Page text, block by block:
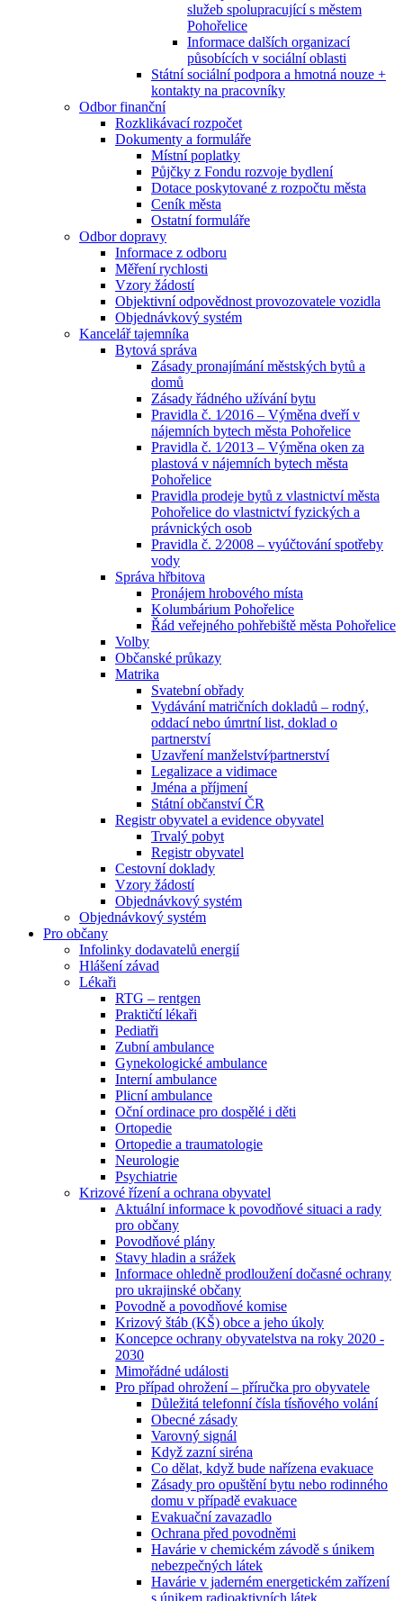
služeb spolupracující s městem
Pohořelice
Informace dalších organizací
působících v sociální oblasti
Státní sociální podpora a hmotná nouze +
kontakty na pracovníky
Odbor finanční
Rozklikávací rozpočet
Dokumenty a formuláře
Místní poplatky
Půjčky z Fondu rozvoje bydlení
Dotace poskytované z rozpočtu města
Ceník města
Ostatní formuláře
Odbor dopravy
Informace z odboru
Měření rychlosti
Vzory žádostí
Objektivní odpovědnost provozovatele vozidla
Objednávkový systém
Kancelář tajemníka
Bytová správa
Zásady pronajímání městských bytů a
domů
Zásady řádného užívání bytu
Pravidla č. 1⁄2016 – Výměna dveří v
nájemních bytech města Pohořelice
Pravidla č. 1⁄2013 – Výměna oken za
plastová v nájemních bytech města
Pohořelice
Pravidla prodeje bytů z vlastnictví města
Pohořelice do vlastnictví fyzických a
právnických osob
Pravidla č. 2⁄2008 – vyúčtování spotřeby
vody
Správa hřbitova
Pronájem hrobového místa
Kolumbárium Pohořelice
Řád veřejného pohřebiště města Pohořelice
Volby
Občanské průkazy
Matrika
Svatební obřady
Vydávání matričních dokladů – rodný,
oddací nebo úmrtní list, doklad o
partnerství
Uzavření manželství⁄partnerství
Legalizace a vidimace
Jména a příjmení
Státní občanství ČR
Registr obyvatel a evidence obyvatel
Trvalý pobyt
Registr obyvatel
Cestovní doklady
Vzory žádostí
Objednávkový systém
Objednávkový systém
Pro občany
Infolinky dodavatelů energií
Hlášení závad
Lékaři
RTG – rentgen
Praktičtí lékaři
Pediatři
Zubní ambulance
Gynekologické ambulance
Interní ambulance
Plicní ambulance
Oční ordinace pro dospělé i děti
Ortopedie
Ortopedie a traumatologie
Neurologie
Psychiatrie
Krizové řízení a ochrana obyvatel
Aktuální informace k povodňové situaci a rady
pro občany
Povodňové plány
Stavy hladin a srážek
Informace ohledně prodloužení dočasné ochrany
pro ukrajinské občany
Povodně a povodňové komise
Krizový štáb (KŠ) obce a jeho úkoly
Koncepce ochrany obyvatelstva na roky 2020 -
2030
Mimořádné události
Pro případ ohrožení – příručka pro obyvatele
Důležitá telefonní čísla tísňového volání
Obecné zásady
Varovný signál
Když zazní siréna
Co dělat, když bude nařízena evakuace
Zásady pro opuštění bytu nebo rodinného
domu v případě evakuace
Evakuační zavazadlo
Ochrana před povodněmi
Havárie v chemickém závodě s únikem
nebezpečných látek
Havárie v jaderném energetickém zařízení
s únikem radioaktivních látek